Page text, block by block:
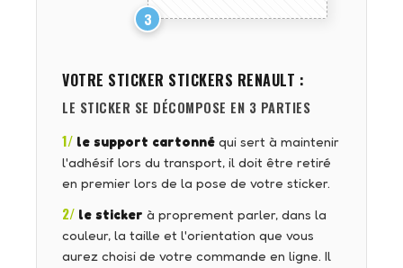
3
VOTRE STICKER STICKERS RENAULT :
LE STICKER SE DÉCOMPOSE EN 3 PARTIES
1/ le support cartonné qui sert à maintenir
l'adhésif lors du transport, il doit être retiré
en premier lors de la pose de votre sticker.
2/ le sticker à proprement parler, dans la
couleur, la taille et l'orientation que vous
aurez choisi de votre commande en ligne. Il